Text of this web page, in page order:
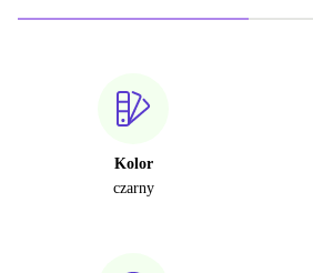
Kolor
czarny